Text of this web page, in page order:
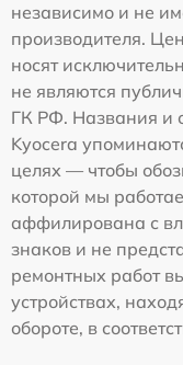
независимо и не
производителя.
носят
не являются
ГК РФ. Названия и
Kyocera
целях — чтобы
которой мы
аффилирована с
знаков и не
ремонтных работ
устройствах,
обороте, в